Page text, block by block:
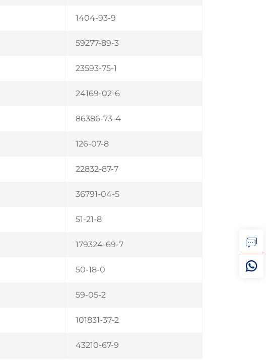
1404-93-9
59277-89-3
23593-75-1
24169-02-6
86386-73-4
126-07-8
22832-87-7
36791-04-5
51-21-8
179324-69-7
50-18-0
59-05-2
101831-37-2
43210-67-9